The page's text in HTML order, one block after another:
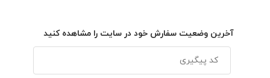
آخرین وضعیت سفارش خود در سایت را مشاهده کنید